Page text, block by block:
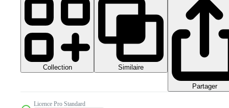
Collection Similaire
Partager
Licence Pro Standard